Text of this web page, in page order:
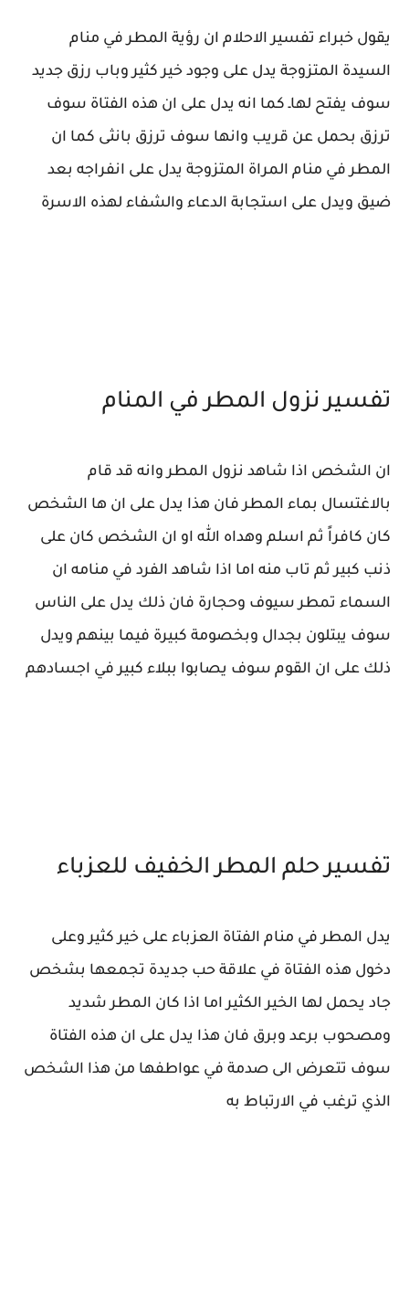
يقول خبراء تفسير الاحلام ان رؤية المطر في منام
السيدة المتزوجة يدل على وجود خير كثير وباب رزق جديد
سوف يفتح لهاـ كما انه يدل على ان هذه الفتاة سوف
ترزق بحمل عن قريب وانها سوف ترزق بانثى كما ان
المطر في منام المراة المتزوجة يدل على انفراجه بعد
ضيق ويدل على استجابة الدعاء والشفاء لهذه الاسرة
تفسير نزول المطر في المنام
ان الشخص اذا شاهد نزول المطر وانه قد قام
بالاغتسال بماء المطر فان هذا يدل على ان ها الشخص
كان كافراً ثم اسلم وهداه الله او ان الشخص كان على
ذنب كبير ثم تاب منه اما اذا شاهد الفرد في منامه ان
السماء تمطر سيوف وحجارة فان ذلك يدل على الناس
سوف يبتلون بجدال وبخصومة كبيرة فيما بينهم ويدل
ذلك على ان القوم سوف يصابوا ببلاء كبير في اجسادهم
تفسير حلم المطر الخفيف للعزباء
يدل المطر في منام الفتاة العزباء على خير كثير وعلى
دخول هذه الفتاة في علاقة حب جديدة تجمعها بشخص
جاد يحمل لها الخير الكثير اما اذا كان المطر شديد
ومصحوب برعد وبرق فان هذا يدل على ان هذه الفتاة
سوف تتعرض الى صدمة في عواطفها من هذا الشخص
الذي ترغب في الارتباط به